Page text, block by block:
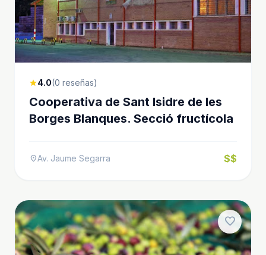
star4.0(0 reseñas)
Cooperativa de Sant Isidre de les
Borges Blanques. Secció fructícola
location_onAv. Jaume Segarra $$
favorite